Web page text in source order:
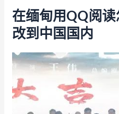
在缅甸用QQ阅
改到中国国内